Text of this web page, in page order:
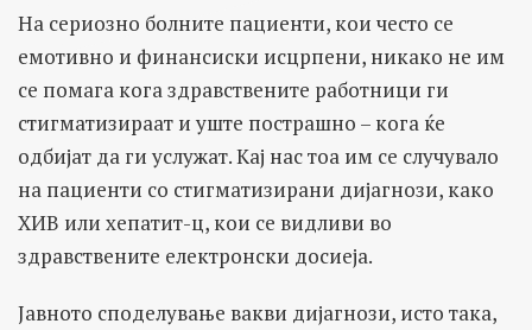
На сериозно болните пациенти, кои често се
емотивно и финансиски исцрпени, никако не им
се помага кога здравствените работници ги
стигматизираат и уште пострашно – кога ќе
одбијат да ги услужат. Кај нас тоа им се случувало
на пациенти со стигматизирани дијагнози, како
ХИВ или хепатит-ц, кои се видливи во
здравствените електронски досиеја.
Јавното споделување вакви дијагнози, исто така,